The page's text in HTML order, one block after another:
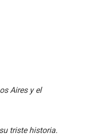
Aires y el
triste historia.